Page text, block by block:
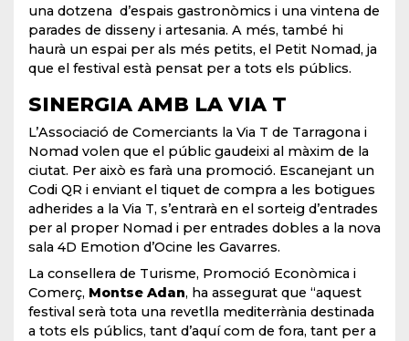
una dotzena d’espais gastronòmics i una vintena de
parades de disseny i artesania. A més, també hi
haurà un espai per als més petits, el Petit Nomad, ja
que el festival està pensat per a tots els públics.
SINERGIA AMB LA VIA T
L’Associació de Comerciants la Via T de Tarragona i
Nomad volen que el públic gaudeixi al màxim de la
ciutat. Per això es farà una promoció. Escanejant un
Codi QR i enviant el tiquet de compra a les botigues
adherides a la Via T, s’entrarà en el sorteig d’entrades
per al proper Nomad i per entrades dobles a la nova
sala 4D Emotion d’Ocine les Gavarres.
La consellera de Turisme, Promoció Econòmica i
Comerç, Montse Adan, ha assegurat que “aquest
festival serà tota una revetlla mediterrània destinada
a tots els públics, tant d’aquí com de fora, tant per a